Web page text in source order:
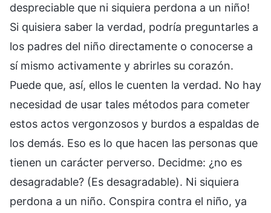
despreciable que ni siquiera perdona a un niño!
Si quisiera saber la verdad, podría preguntarles a
los padres del niño directamente o conocerse a
sí mismo activamente y abrirles su corazón.
Puede que, así, ellos le cuenten la verdad. No hay
necesidad de usar tales métodos para cometer
estos actos vergonzosos y burdos a espaldas de
los demás. Eso es lo que hacen las personas que
tienen un carácter perverso. Decidme: ¿no es
desagradable? (Es desagradable). Ni siquiera
perdona a un niño. Conspira contra el niño, ya